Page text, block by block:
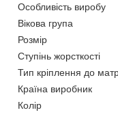
Особливість виробу
Вікова група
Розмір
Ступінь жорсткості
Тип кріплення до
Країна виробник
Колір